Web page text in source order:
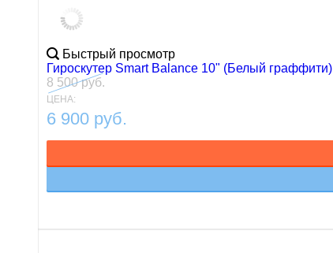
Быстрый просмотр
Гироскутер Smart Balance 10" (Белый граффити)
8 500 руб.
ЦЕНА:
6 900 руб.